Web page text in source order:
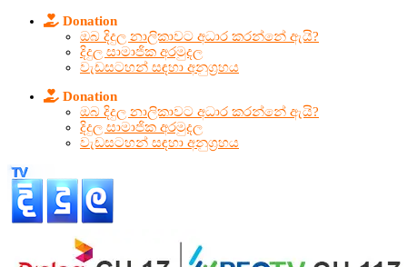
Donation
ඔබ දිදුල නාලිකාවට අධාර කරන්නේ ඇයි?
දිදුල සාමාජික අරමුදල
වැඩසටහන් සඳහා අනුග්‍රහය
Donation
ඔබ දිදුල නාලිකාවට අධාර කරන්නේ ඇයි?
දිදුල සාමාජික අරමුදල
වැඩසටහන් සඳහා අනුග්‍රහය